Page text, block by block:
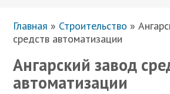
Главная » Строительство »
средств автоматизации
Ангарский завод
автоматизации